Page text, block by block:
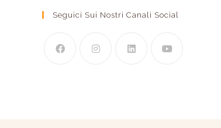
Seguici Sui Nostri Canali Social